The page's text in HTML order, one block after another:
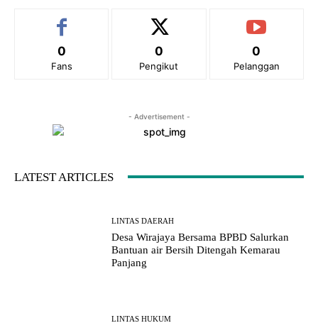
0
Fans
0
Pengikut
0
Pelanggan
- Advertisement -
LATEST ARTICLES
LINTAS DAERAH
Desa Wirajaya Bersama BPBD Salurkan
Bantuan air Bersih Ditengah Kemarau
Panjang
LINTAS HUKUM